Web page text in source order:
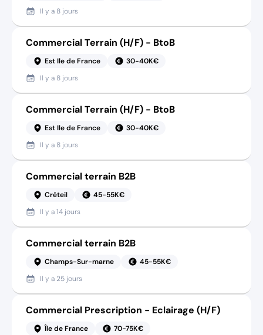
Il y a 8 jours
Commercial Terrain (H/F) - BtoB
Est Ile de France
30-40K€
Il y a 8 jours
Commercial Terrain (H/F) - BtoB
Est Ile de France
30-40K€
Il y a 8 jours
Commercial terrain B2B
Créteil
45-55K€
Il y a14 jours
Commercial terrain B2B
Champs-Sur-marne
45-55K€
Il y a 25 jours
Commercial Prescription - Eclairage (H/F)
Île de France
70-75K€